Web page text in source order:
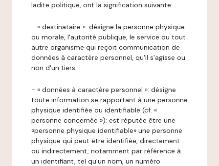
ladite politique, ont la signification suivante:
- « destinataire »: désigne la personne physique
ou morale, l'autorité publique, le service ou tout
autre organisme qui reçoit communication de
données à caractère personnel, qu'il s'agisse ou
non d'un tiers.
- « données à caractère personnel »: désigne
toute information se rapportant à une personne
physique identifiée ou identifiable (cf. «
personne concernée »); est réputée être une
«personne physique identifiable» une personne
physique qui peut être identifiée, directement
ou indirectement, notamment par référence à
un identifiant, tel qu'un nom, un numéro